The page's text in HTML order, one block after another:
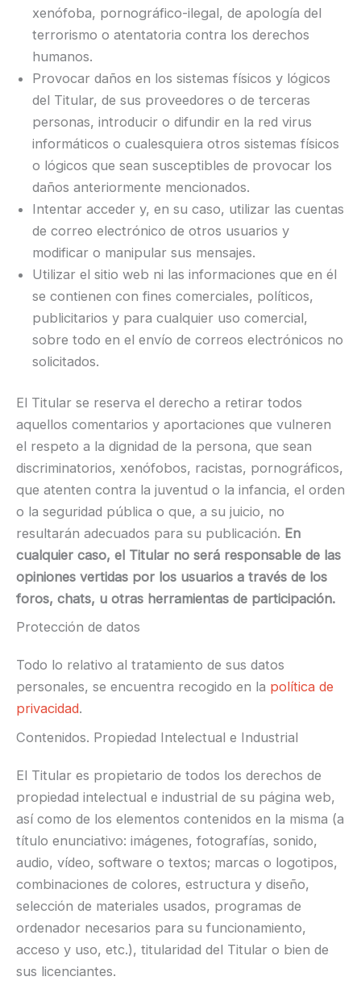
xenófoba, pornográfico-ilegal, de apología del
terrorismo o atentatoria contra los derechos
humanos.
Provocar daños en los sistemas físicos y lógicos
del Titular, de sus proveedores o de terceras
personas, introducir o difundir en la red virus
informáticos o cualesquiera otros sistemas físicos
o lógicos que sean susceptibles de provocar los
daños anteriormente mencionados.
Intentar acceder y, en su caso, utilizar las cuentas
de correo electrónico de otros usuarios y
modificar o manipular sus mensajes.
Utilizar el sitio web ni las informaciones que en él
se contienen con fines comerciales, políticos,
publicitarios y para cualquier uso comercial,
sobre todo en el envío de correos electrónicos no
solicitados.
El Titular se reserva el derecho a retirar todos
aquellos comentarios y aportaciones que vulneren
el respeto a la dignidad de la persona, que sean
discriminatorios, xenófobos, racistas, pornográficos,
que atenten contra la juventud o la infancia, el orden
o la seguridad pública o que, a su juicio, no
resultarán adecuados para su publicación. En
cualquier caso, el Titular no será responsable de las
opiniones vertidas por los usuarios a través de los
foros, chats, u otras herramientas de participación.
Protección de datos
Todo lo relativo al tratamiento de sus datos
personales, se encuentra recogido en la política de
privacidad.
Contenidos. Propiedad Intelectual e Industrial
El Titular es propietario de todos los derechos de
propiedad intelectual e industrial de su página web,
así como de los elementos contenidos en la misma (a
título enunciativo: imágenes, fotografías, sonido,
audio, vídeo, software o textos; marcas o logotipos,
combinaciones de colores, estructura y diseño,
selección de materiales usados, programas de
ordenador necesarios para su funcionamiento,
acceso y uso, etc.), titularidad del Titular o bien de
sus licenciantes.